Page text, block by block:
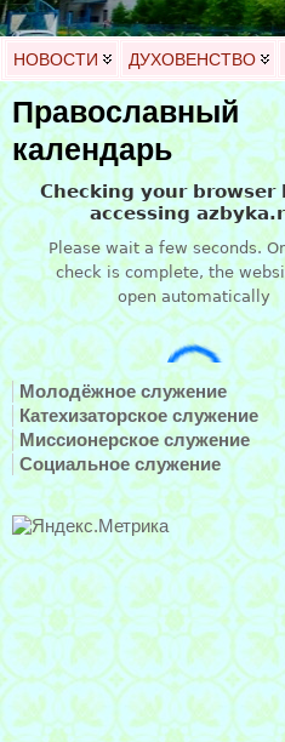
НОВОСТИ ДУХОВЕНСТВО
Православный
календарь
Молодёжное служение
Катехизаторское служение
Миссионерское служение
Социальное служение